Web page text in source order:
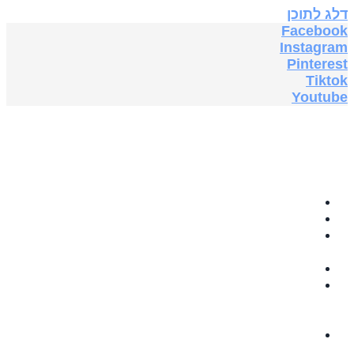
דלג לתוכן
Facebook
Instagram
Pinterest
Tiktok
Youtube